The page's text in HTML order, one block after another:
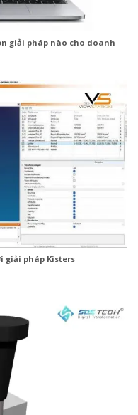
giải pháp nào cho doanh
giải pháp Kisters